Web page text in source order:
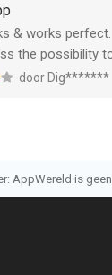
& works perfect.
the possibility
door Dig*******
AppWereld is